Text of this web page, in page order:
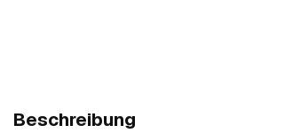
Beschreibung